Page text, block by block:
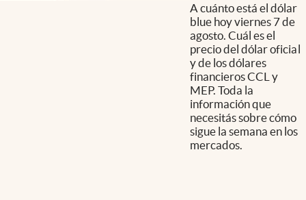
A cuánto está el dólar
blue hoy viernes 7 de
agosto. Cuál es el
precio del dólar oficial
y de los dólares
financieros CCL y
MEP. Toda la
información que
necesitás sobre cómo
sigue la semana en los
mercados.